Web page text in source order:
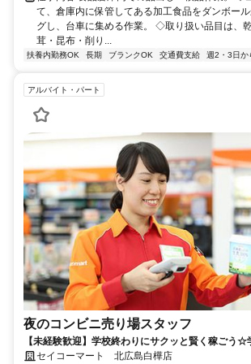
て、倉庫内に保管してある加工食品をダンボー
グし、台車に集める作業。 ◇取り扱い品目は、
茸・昆布・削り...
扶養内勤務OK 長期 ブランクOK 交通費支給 週2・3日か
アルバイト・パート
夜のコンビニ売り場スタッフ
【未経験歓迎】学校終わりにサクッと賢く稼ごう
も応援！
セイコーマート 北広島白樺店